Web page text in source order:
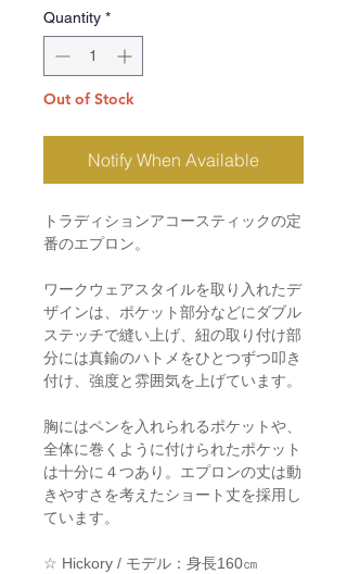
Quantity *
Out of Stock
Notify When Available
トラディションアコースティックの定
番のエプロン。
ワークウェアスタイルを取り入れたデ
ザインは、ポケット部分などにダブル
ステッチで縫い上げ、紐の取り付け部
分には真鍮のハトメをひとつずつ叩き
付け、強度と雰囲気を上げています。
胸にはペンを入れられるポケットや、
全体に巻くように付けられたポケット
は十分に４つあり。エプロンの丈は動
きやすさを考えたショート丈を採用し
ています。
☆ Hickory / モデル：身長160㎝